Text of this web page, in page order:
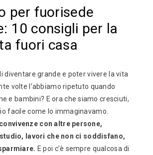
per fuorisede
10 consigli per la
fuori casa
diventare grande e poter vivere la vita
volte l’abbiamo ripetuto quando
e bambini? E ora che siamo cresciuti,
facile come lo immaginavamo.
con altre persone,
lavori che non ci soddisfano,
E poi c’è sempre qualcosa di